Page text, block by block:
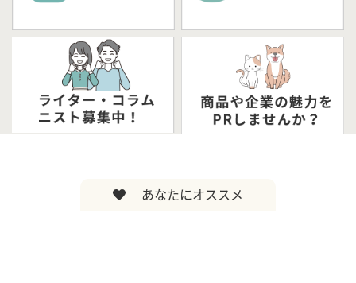
あなたにオススメ